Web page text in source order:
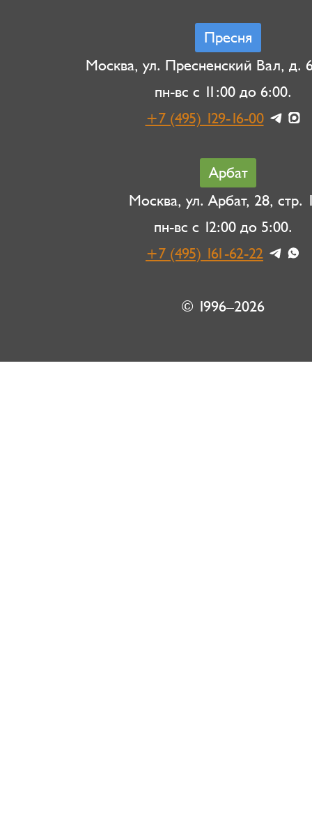
Пресня
Москва, ул. Пресненский Вал, д.
пн-вс с 11:00 до 6:00.
+7 (495) 129-16-00
Арбат
Москва, ул. Арбат, 28, стр.
пн-вс с 12:00 до 5:00.
+7 (495) 161-62-22
© 1996–2026